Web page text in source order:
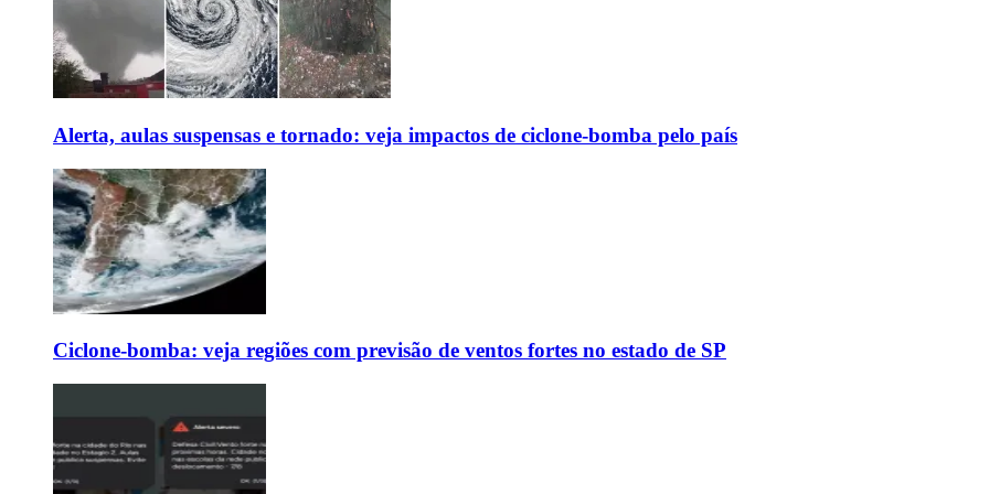
Alerta, aulas suspensas e tornado: veja impactos de ciclone-bomba pelo país
Ciclone-bomba: veja regiões com previsão de ventos fortes no estado de SP